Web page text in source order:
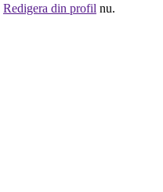
Redigera din profil nu.